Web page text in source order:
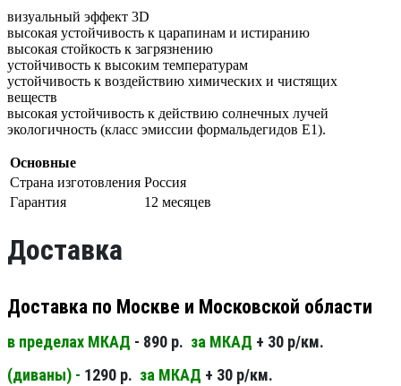
визуальный эффект 3D
высокая устойчивость к царапинам и истиранию
высокая стойкость к загрязнению
устойчивость к высоким температурам
устойчивость к воздействию химических и чистящих
веществ
высокая устойчивость к действию солнечных лучей
экологичность (класс эмиссии формальдегидов Е1).
Основные
Страна изготовления Россия
Гарантия
12 месяцев
Доставка
Доставка по Москве и Московской области
в пределах МКАД - 890 р. за МКАД + 30 р/км.
(диваны) - 1290 р. за МКАД + 30 р/км.